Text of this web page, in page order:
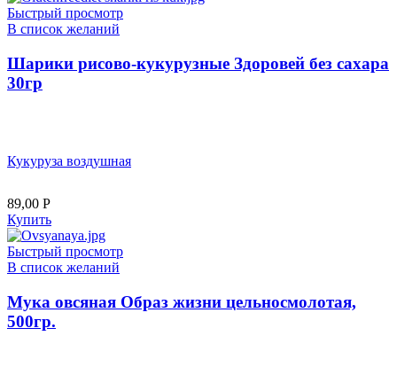
Быстрый просмотр
В список желаний
Шарики рисово-кукурузные Здоровей без сахара
30гр
Кукуруза воздушная
89,00 Р
Купить
Быстрый просмотр
В список желаний
Мука овсяная Образ жизни цельносмолотая,
500гр.